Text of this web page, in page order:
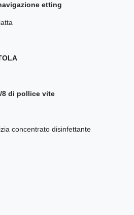
etting
8 di pollice vite
concentrato disinfettante